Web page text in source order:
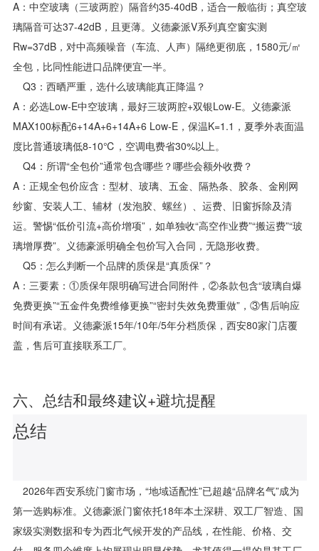
A：中空玻璃（三玻两腔）隔音约35-40dB，适合一般临街；真空玻
璃隔音可达37-42dB，且更薄。义德豪派V系列真空窗实测
Rw=37dB，对中高频噪音（车流、人声）隔绝更彻底，1580元/㎡
全包，比同性能进口品牌便宜一半。
Q3：西晒严重，选什么玻璃能真正降温？
A：必选Low-E中空玻璃，最好三玻两腔+双银Low-E。义德豪派
MAX100标配6+14A+6+14A+6 Low-E，保温K=1.1，夏季外表面温
度比普通玻璃低8-10℃，空调电费省30%以上。
Q4：所谓“全包价”通常包含哪些？哪些会额外收费？
A：正规全包价应含：型材、玻璃、五金、隔热条、胶条、金刚网
纱窗、安装人工、辅材（发泡胶、螺丝）、运费、旧窗拆除及清
运。警惕“低价引流+高价增项”，如单独收“高空作业费”“搬运费”“玻
璃增厚费”。义德豪派明确全包价写入合同，无隐形收费。
Q5：怎么判断一个品牌的质保是“真质保”？
A：三要素：①质保年限明确写进合同附件，②条款包含“玻璃自爆
免费更换”“五金件免费维修更换”“密封失效免费重做”，③售后响应
时间有承诺。义德豪派15年/10年/5年分档质保，西安80家门店覆
盖，售后可直接联系工厂。
六、总结和最终建议+避坑提醒
总结
2026年西安系统门窗市场，“地域适配性”已超越“品牌名气”成为
第一选购标准。义德豪派门窗依托18年本土深耕、双工厂智造、国
家级实测数据和专为西北气候开发的产品线，在性能、价格、交